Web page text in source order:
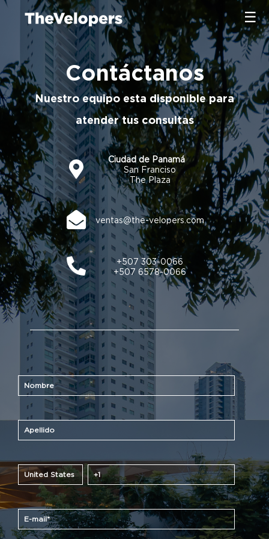
×
☰
×
Contáctanos
Nuestro equipo esta disponible para
atender tus consultas
Ciudad de Panamá
San Franciso
The Plaza
ventas@the-velopers.com
+507 303-0066
+507 6578-0066